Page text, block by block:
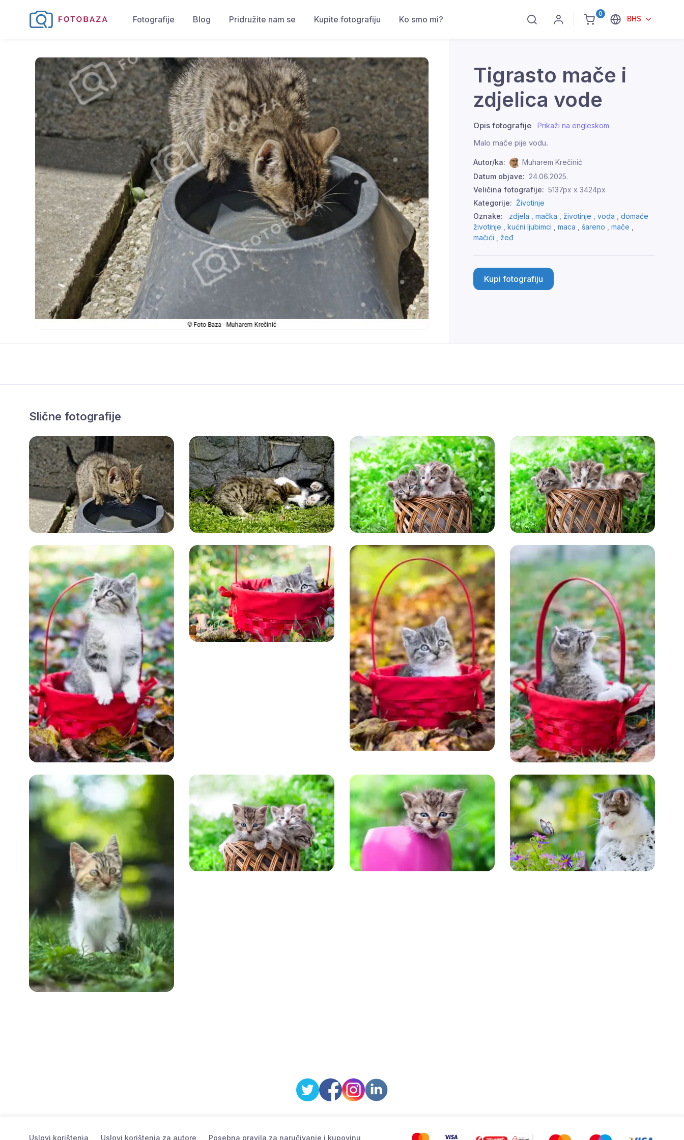
0
BHS
Fotografije Blog Pridružite nam se Kupite fotografiju Ko smo mi?
Tigrasto mače i
zdjelica vode
Opis fotografije Prikaži na engleskom
Malo mače pije vodu.
Autor/ka:
Muharem Krečinić
Datum objave: 24.06.2025.
Veličina fotografije: 5137px x 3424px
Kategorije: Životinje
Oznake:
zdjela , mačka , životinje , voda , domaće
životinje , kućni ljubimci , maca , šareno , mače ,
mačići , žeđ
Kupi fotografiju
Slične fotografije
Uslovi korištenja Uslovi korištenja za autore Posebna pravila za naručivanje i kupovinu